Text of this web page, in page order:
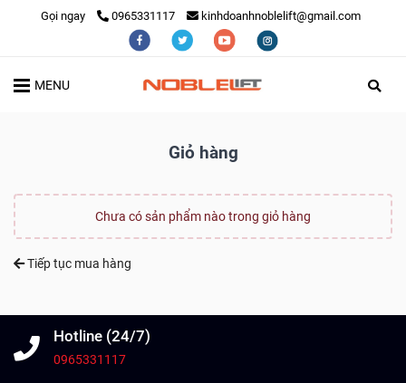
Gọi ngay 0965331117 kinhdoanhnoblelift@gmail.com
MENU
Giỏ hàng
Chưa có sản phẩm nào trong giỏ hàng
Tiếp tục mua hàng
Hotline (24/7)
0965331117